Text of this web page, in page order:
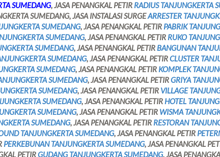
SUMEDANG, JASA PENANGKAL PETIR RADIUS TANJUNGKERTA
SUMEDANG, JASA INSTALASI SURGEARRESTER
SUMEDANG, JASA PENANGKAL PETIR PABRIK
SUMEDANG, JASA PENANGKAL PETIR RUKO
SUMEDANG, JASA PENANGKAL PETIRBANGUNAN
SUMEDANG, JASA PENANGKAL PETIRCLUSTER
SUMEDANG, JASA PENANGKAL PETIR KOMPLEK
SUMEDANG, JASA PENANGKAL PETIRGRIYA
SUMEDANG, JASA PENANGKAL PETIR VILLAGE
SUMEDANG, JASA PENANGKAL PETIRHOTEL
SUMEDANG, JASA PENANGKAL PETIR WISMA
SUMEDANG, JASA PENANGKAL PETIR RESTORAN
TANJUNGKERTA SUMEDANG, JASA PENANGKAL PETIR
PERKEBUNAN TANJUNGKERTA SUMEDANG, JASA PENANGKAL
PETIRGUDANG TANJUNGKERTA SUMEDANG, JASA